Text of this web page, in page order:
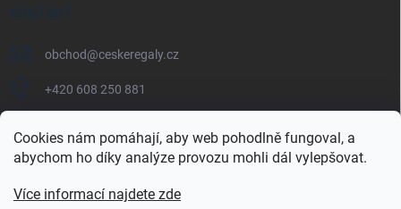
Cookies nám pomáhají, aby web pohodlně fungoval, a
abychom ho díky analýze provozu mohli dál vylepšovat.
Více informací najdete zde
KONTAKT
obchod@ceskeregaly.cz
+420 608 250 881